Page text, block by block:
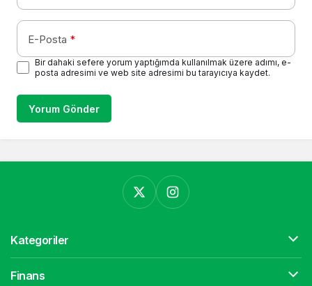
E-Posta *
Bir dahaki sefere yorum yaptığımda kullanılmak üzere adımı, e-
posta adresimi ve web site adresimi bu tarayıcıya kaydet.
Yorum Gönder
Kategoriler
Finans